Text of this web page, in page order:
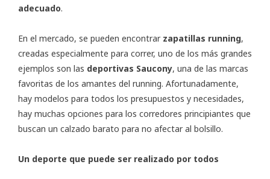
adecuado.
En el mercado, se pueden encontrar zapatillas running,
creadas especialmente para correr, uno de los más grandes
ejemplos son las deportivas Saucony, una de las marcas
favoritas de los amantes del running. Afortunadamente,
hay modelos para todos los presupuestos y necesidades,
hay muchas opciones para los corredores principiantes que
buscan un calzado barato para no afectar al bolsillo.
Un deporte que puede ser realizado por todos